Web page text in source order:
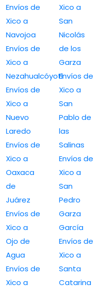
Envíos de
Xico a
Navojoa
Envíos de
Xico a
Nezahualcóyotl
Envíos de
Xico a
Nuevo
Laredo
Envíos de
Xico a
Oaxaca
de
Juárez
Envíos de
Xico a
Ojo de
Agua
Envíos de
Xico a
Xico a
San
Nicolás
de los
Garza
Envíos de
Xico a
San
Pablo de
las
Salinas
Envíos de
Xico a
San
Pedro
Garza
García
Envíos de
Xico a
Santa
Catarina